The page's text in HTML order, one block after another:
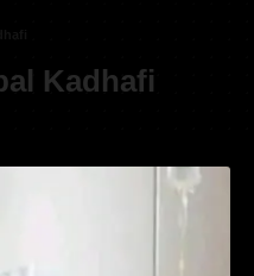
Kadhafi